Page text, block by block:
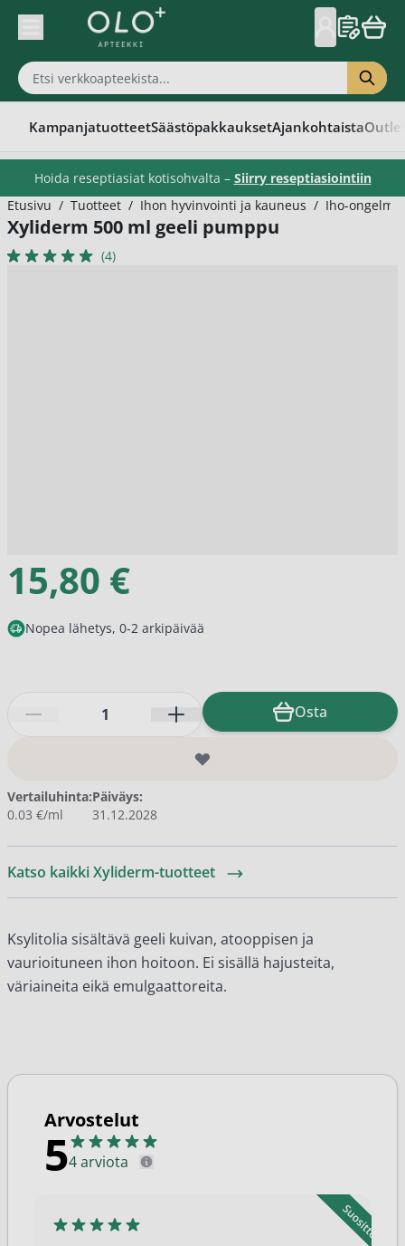
Skip to Content
KampanjatuotteetSäästöpakkauksetAjankohtaista
Hoida reseptiasiat kotisohvalta – Siirry reseptiasiointiin
Etusivu / Tuotteet / Ihon hyvinvointi ja kauneus / Iho-ongelmat
Xyliderm 500 ml geeli pumppu
(4)
15,80 €
Nopea lähetys, 0-2 arkipäivää
Osta
Vertailuhinta:
0.03 €/ml
Päiväys:
31.12.2028
Katso kaikki Xyliderm-tuotteet
Ksylitolia sisältävä geeli kuivan, atooppisen ja
vaurioituneen ihon hoitoon. Ei sisällä hajusteita,
väriaineita eikä emulgaattoreita.
Arvostelut
54 arviota